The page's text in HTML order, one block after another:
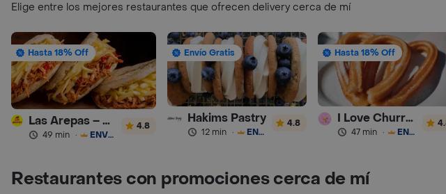
Elige entre los mejores restaurantes que ofrecen delivery cerca de mí
Hasta 18% Off
Las Arepas – Arepas Rellenas
49 min · ENVÍO GRATIS
4.8
Envío Gratis
Hakims Pastry
12 min · ENVÍO GRATIS
4.8
Hasta 18% Off
I Love Churros 95
47 min · ENVÍO GRATIS
Restaurantes con promociones cerca de mí